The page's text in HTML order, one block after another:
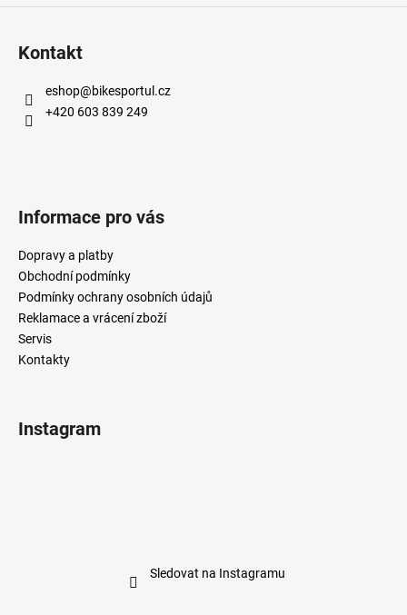
Kontakt
eshop@bikesportul.cz
+420 603 839 249
Informace pro vás
Dopravy a platby
Obchodní podmínky
Podmínky ochrany osobních údajů
Reklamace a vrácení zboží
Servis
Kontakty
Instagram
Sledovat na Instagramu